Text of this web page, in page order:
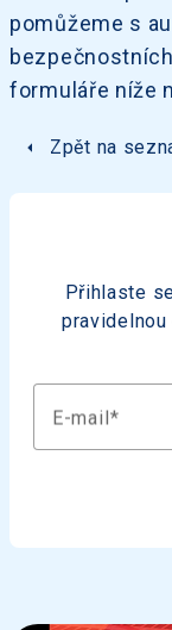
pomůžeme s
formuláře níže
arrow_left Zpět na
Přihlaste
E-mail